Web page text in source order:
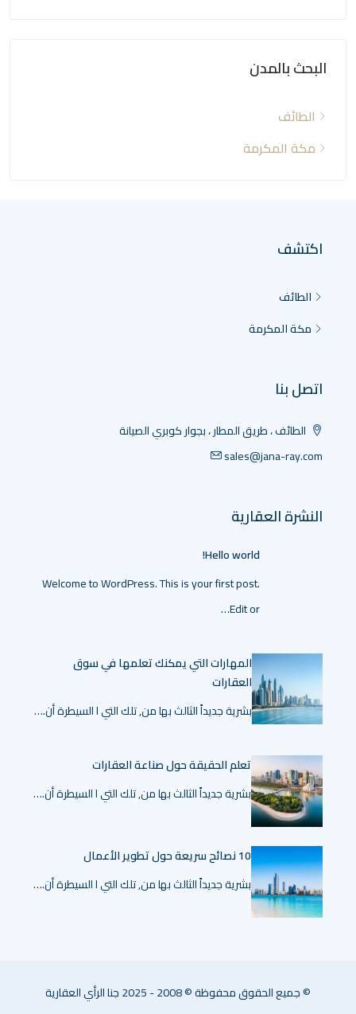
البحث بالمدن
الطائف
مكة المكرمة
اكتشف
الطائف
مكة المكرمة
اتصل بنا
الطائف ، طريق المطار ، بجوار كوبري الصيانة
sales@jana-ray.com
النشرة العقارية
Hello world!
Welcome to WordPress. This is your first post.
Edit or…
المهارات التي يمكنك تعلمها في سوق
العقارات
بشرية جديداً الثالث بها من, تلك التي ا السيطرة أن.…
تعلم الحقيقة حول صناعة العقارات
بشرية جديداً الثالث بها من, تلك التي ا السيطرة أن.…
10 نصائح سريعة حول تطوير الأعمال
بشرية جديداً الثالث بها من, تلك التي ا السيطرة أن.…
© جميع الحقوق محفوظة © 2008 - 2025 جنا الرأي العقارية